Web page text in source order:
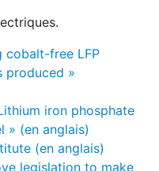
cobalt-free LFP
produced »
iron phosphate
» (en anglais)
(en anglais)
legislation to make